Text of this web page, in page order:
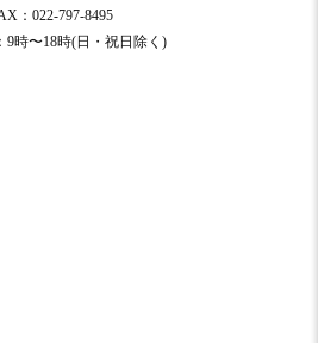
：022-797-8495
9時〜18時(日・祝日除く)